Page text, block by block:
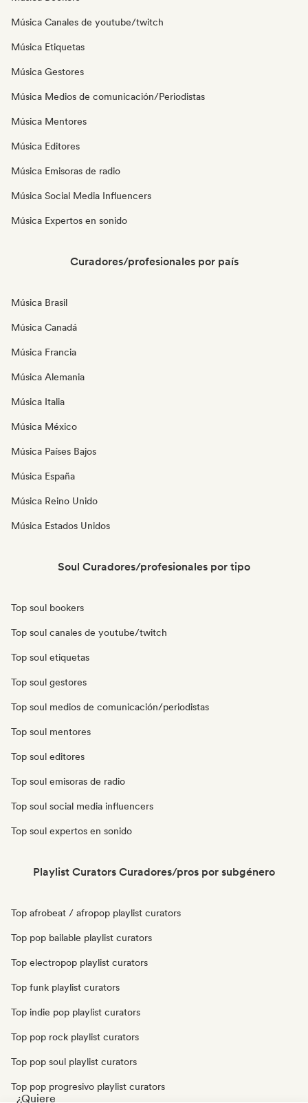
Música Canales de youtube/twitch
Música Etiquetas
Música Gestores
Música Medios de comunicación/Periodistas
Música Mentores
Música Editores
Música Emisoras de radio
Música Social Media Influencers
Música Expertos en sonido
Curadores/profesionales por país
Música Brasil
Música Canadá
Música Francia
Música Alemania
Música Italia
Música México
Música Países Bajos
Música España
Música Reino Unido
Música Estados Unidos
Soul Curadores/profesionales por tipo
Top soul bookers
Top soul canales de youtube/twitch
Top soul etiquetas
Top soul gestores
Top soul medios de comunicación/periodistas
Top soul mentores
Top soul editores
Top soul emisoras de radio
Top soul social media influencers
Top soul expertos en sonido
Playlist Curators Curadores/pros por subgénero
Top afrobeat / afropop playlist curators
Top pop bailable playlist curators
Top electropop playlist curators
Top funk playlist curators
Top indie pop playlist curators
Top pop rock playlist curators
Top pop soul playlist curators
Top pop progresivo playlist curators
¿Quiere